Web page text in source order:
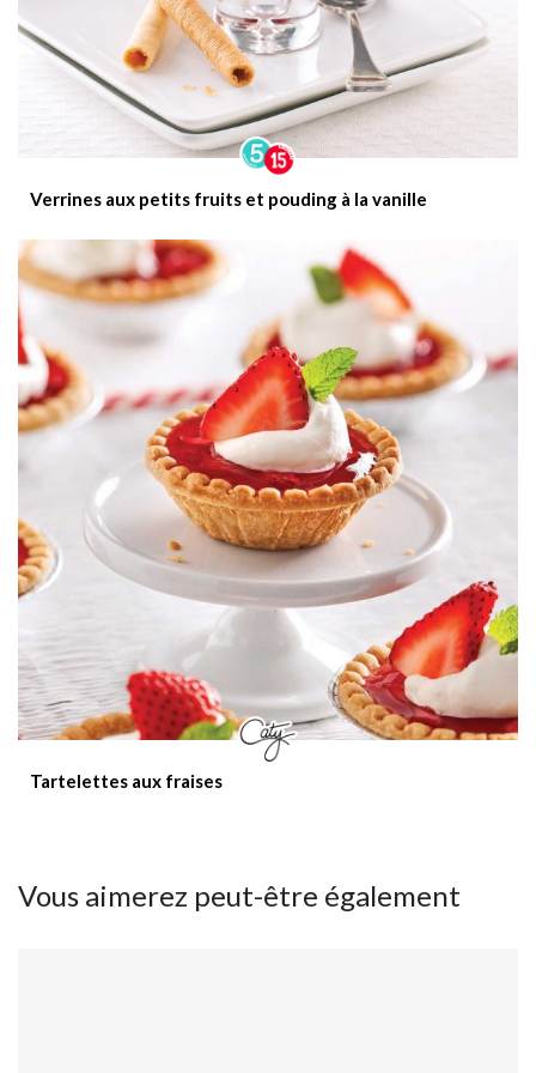
Verrines aux petits fruits et pouding à la vanille
Tartelettes aux fraises
Vous aimerez peut-être également